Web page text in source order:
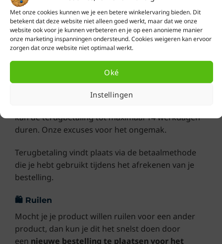
Met onze cookies kunnen we je een betere winkelervaring bieden. Dit
betekent dat deze website niet alleen goed werkt, maar dat we onze
website ook voor je kunnen verbeteren en je op een anonieme manier
onze marketing inspanningen ondersteund. Cookies weigeren kan ervoor
zorgen dat onze website niet optimaal werkt.
Oké
Instellingen
de verwerking.
🫴 Terugbetaling
De terugbetaling van het verschuldigde
binnen 10 werkdagen na ontvangst van je
retourzending.
kan de terugbetaling tot maximaal 14 werkdagen
duren. Onze excuses voor het ongemak.
Terugbetaling vindt plaats via de betaalmethode
die je hebt gebruikt tijdens het afrekenen van je
bestelling.
🛍 Ruilen
Mocht je je product willen ruilen voor een ander
product, dan kun je dit het snelst doen door
een nieuwe bestelling te plaatsen voor het